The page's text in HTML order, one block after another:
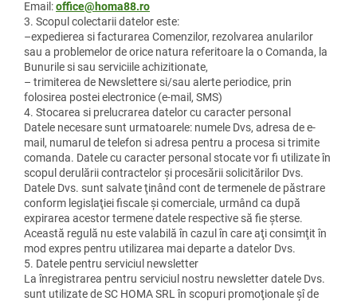
Email:office@homa88.ro
3. Scopul colectarii datelor este:
–expedierea si facturarea Comenzilor, rezolvarea anularilor
sau a problemelor de orice natura referitoare la o Comanda, la
Bunurile si sau serviciile achizitionate,
– trimiterea de Newslettere si/sau alerte periodice, prin
folosirea postei electronice (e-mail, SMS)
4. Stocarea si prelucrarea datelor cu caracter personal
Datele necesare sunt urmatoarele: numele Dvs, adresa de e-
mail, numarul de telefon si adresa pentru a procesa si trimite
comanda. Datele cu caracter personal stocate vor fi utilizate în
scopul derulării contractelor şi procesării solicitărilor Dvs.
Datele Dvs. sunt salvate ţinând cont de termenele de păstrare
conform legislaţiei fiscale şi comerciale, urmând ca după
expirarea acestor termene datele respective să fie şterse.
Această regulă nu este valabilă în cazul în care aţi consimţit în
mod expres pentru utilizarea mai departe a datelor Dvs.
5. Datele pentru serviciul newsletter
La înregistrarea pentru serviciul nostru newsletter datele Dvs.
sunt utilizate de SC HOMA SRL în scopuri promoţionale șî de